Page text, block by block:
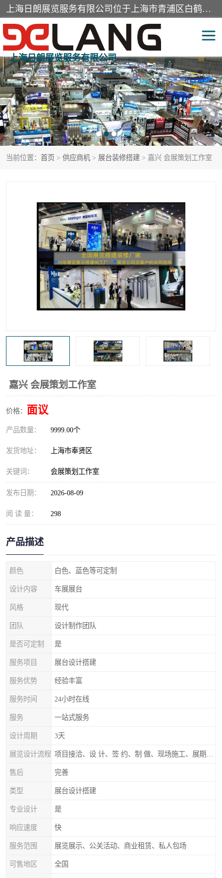
上海日朗展览服务有限公司位于上海市青浦区白鹤镇，营业范围有展览展示会务服务，室内装饰设计及施工，展示道具设计制作，舞台设计，图文设计，灯箱制作，园林绿化工程，广告装潢材料，建筑材料，办公用品，工艺礼品日用百货销售。
上海日朗展览服务有限公司
当前位置： 首页 > 供应商机 > 展台装修搭建 > 嘉兴 会展策划工作室
嘉兴 会展策划工作室
价格： 面议
产品数量： 9999.00个
发货地址： 上海市奉贤区
关键词： 会展策划工作室
发布日期： 2026-08-09
阅 读 量： 298
产品描述
颜色 白色、蓝色等可定制
设计内容 车展展台
风格 现代
团队 设计制作团队
是否可定制 是
服务项目 展台设计搭建
服务优势 经验丰富
服务时间 24小时在线
服务 一站式服务
设计周期 3天
展览设计流程
售后 完善
类型 展台设计搭建
专业设计 是
响应速度 快
服务范围 展览展示、公关活动、商业租赁、私人包场
可售地区 全国
展台装修搭建 活动会议执行
展厅装修 专柜制作
展会装修设计 展会搭建
活动策划 展会服务